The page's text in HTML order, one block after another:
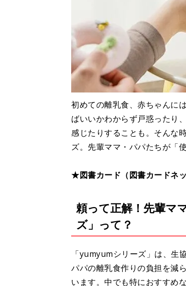
初めての離乳食、赤ちゃんに
ばいいかわからず戸惑ったり
感じたりすることも。そんな
ズ。先輩ママ・パパたちが「
★図書カード（図書カードネ
頼って正解！先輩マ
ズ」って？
「yumyumシリーズ」は、生
パパの離乳食作りの負担を減
います。中でも特におすすめ